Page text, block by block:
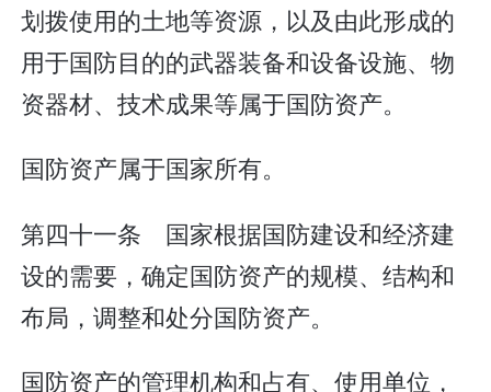
划拨使用的土地等资源，以及由此形成的
用于国防目的的武器装备和设备设施、物
资器材、技术成果等属于国防资产。
国防资产属于国家所有。
第四十一条 国家根据国防建设和经济建
设的需要，确定国防资产的规模、结构和
布局，调整和处分国防资产。
国防资产的管理机构和占有、使用单位，